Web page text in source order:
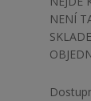
NENÍ